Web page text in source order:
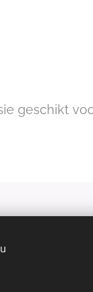
geschikt